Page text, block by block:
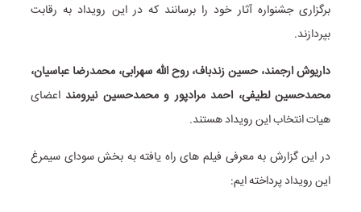
برگزاری جشنواره آثار خود را برسانند که در این رویداد به رقابت
بپردازند.
داریوش ارجمند، حسین زندباف، روح الله سهرابی، محمدرضا عباسیان،
محمدحسین لطیفی، احمد مرادپور و محمدحسین نیرومند اعضای
هیات انتخاب این رویداد هستند.
در این گزارش به معرفی فیلم های راه یافته به بخش سودای سیمرغ
این رویداد پرداخته ایم: